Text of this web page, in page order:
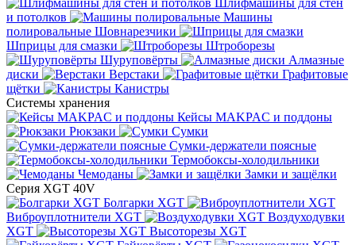
Шлифмашины для стен
и потолков
Машины
полировальные Шовнарезчики
Шприцы для смазки
Штроборезы
Шуруповёрты
Алмазные
диски
Верстаки
Графитовые
щётки
Канистры
Системы хранения
Кейсы MAKPAC и поддоны
Рюкзаки
Сумки
Сумки-держатели поясные
Термобоксы-холодильники
Чемоданы
Замки и защёлки
Серия XGT 40V
Болгарки XGT
Виброуплотнители XGT
Воздуходувки
XGT
Высоторезы XGT